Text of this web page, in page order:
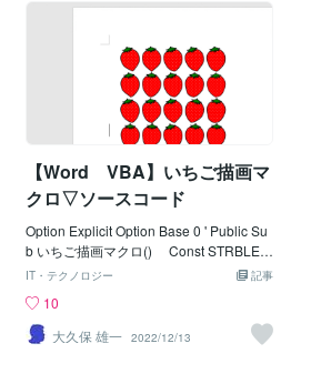
'ベジェ設定倍率 Const PINELFLN = 4
= 10 '松葉の開き Const PINELF
WT = 2.5 '松葉の太さ '---------------
-------------------------------------------------------
----- Dim Ip As Integer, Jp As Integer
Dim Kp As Integer, lngCol(1) As Long
Dim intDxp As Integer, intDy
【Word VBA】いちご描画マ
クロ▽ソースコード
Option Explicit Option Base 0 ' Public Su
b いちご描画マクロ() Const STRBLEF
T = 90 '描画開始位置Ｘ Const ST
Const STRBCOLS = 5 '横/描画数
Const STRBROWS = 4 '縦/描画
数 ' Const STRBBBZM = 0.75 'ベ
記事
IT・テクノロジー
10
大久保 雄一 2022/12/13